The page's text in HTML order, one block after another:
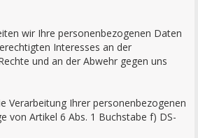
wir Ihre personenbezogenen Daten
Interesses an der
und an der Abwehr gegen uns
Verarbeitung Ihrer personenbezogenen
von Artikel 6 Abs. 1 Buchstabe f) DS-